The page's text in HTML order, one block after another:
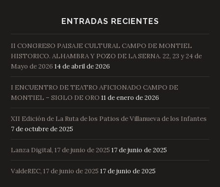
ENTRADAS RECIENTES
II CONGRESO PAISAJE CULTURAL CAMPO DE MONTIEL
HISTORICO. ALHAMBRA Y POZO DE LA SERNA. 22, 23 y 24 de
Mayo de 2026 14 de abril de 2026
I ENCUENTRO DE TEATRO AFICIONADO CAMPO DE
MONTIEL – SIGLO DE ORO 11 de enero de 2026
XII Edición de La Ruta de los Patios de Villanueva de los Infantes
7 de octubre de 2025
Lanza Digital, 17 de junio de 2025 17 de junio de 2025
ValdeREC, 17 de junio de 2025 17 de junio de 2025